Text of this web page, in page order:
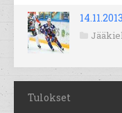
Tulokset